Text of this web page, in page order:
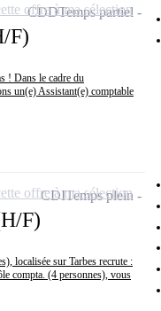
F)
! Dans le cadre du
un(e) Assistant(e) comptable
CDDTemps partiel
offre à ma sélection
F)
localisée sur Tarbes recrute :
compta. (4 personnes), vous
CDITemps plein
offre à ma sélection